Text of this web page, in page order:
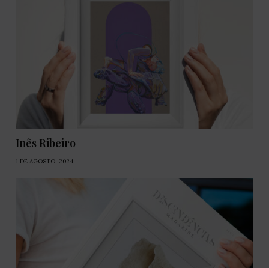
Inês Ribeiro
1 DE AGOSTO, 2024